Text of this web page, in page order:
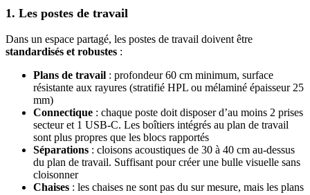
1. Les postes de travail
Dans un espace partagé, les postes de travail doivent être
standardisés et robustes :
Plans de travail : profondeur 60 cm minimum, surface
résistante aux rayures (stratifié HPL ou mélaminé épaisseur 25
mm)
Connectique : chaque poste doit disposer d’au moins 2 prises
secteur et 1 USB-C. Les boîtiers intégrés au plan de travail
sont plus propres que les blocs rapportés
Séparations : cloisons acoustiques de 30 à 40 cm au-dessus
du plan de travail. Suffisant pour créer une bulle visuelle sans
cloisonner
Chaises : les chaises ne sont pas du sur mesure, mais les plans